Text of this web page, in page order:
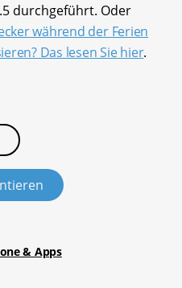
durchgeführt. Oder
während der Ferien
Das lesen Sie hier.
& Apps